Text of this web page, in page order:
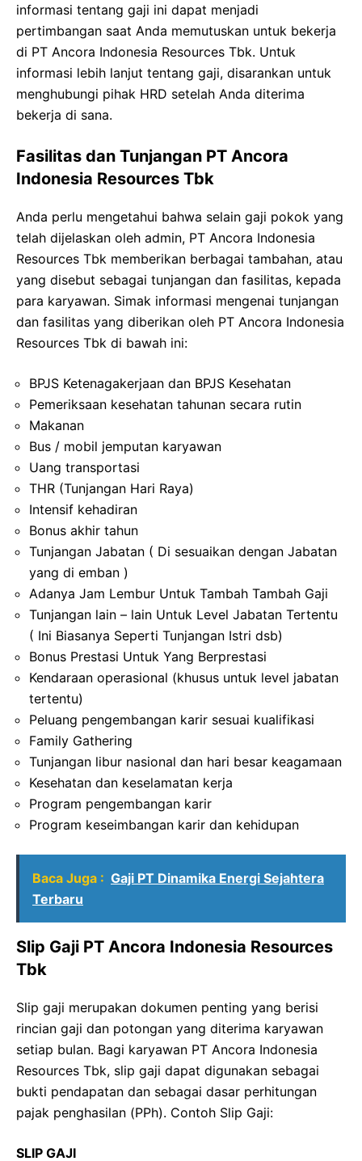
informasi tentang gaji ini dapat menjadi
pertimbangan saat Anda memutuskan untuk bekerja
di PT Ancora Indonesia Resources Tbk. Untuk
informasi lebih lanjut tentang gaji, disarankan untuk
menghubungi pihak HRD setelah Anda diterima
bekerja di sana.
Fasilitas dan Tunjangan PT Ancora
Indonesia Resources Tbk
Anda perlu mengetahui bahwa selain gaji pokok yang
telah dijelaskan oleh admin, PT Ancora Indonesia
Resources Tbk memberikan berbagai tambahan, atau
yang disebut sebagai tunjangan dan fasilitas, kepada
para karyawan. Simak informasi mengenai tunjangan
dan fasilitas yang diberikan oleh PT Ancora Indonesia
Resources Tbk di bawah ini:
BPJS Ketenagakerjaan dan BPJS Kesehatan
Pemeriksaan kesehatan tahunan secara rutin
Makanan
Bus / mobil jemputan karyawan
Uang transportasi
THR (Tunjangan Hari Raya)
Intensif kehadiran
Bonus akhir tahun
Tunjangan Jabatan ( Di sesuaikan dengan Jabatan
yang di emban )
Adanya Jam Lembur Untuk Tambah Tambah Gaji
Tunjangan lain – lain Untuk Level Jabatan Tertentu
( Ini Biasanya Seperti Tunjangan Istri dsb)
Bonus Prestasi Untuk Yang Berprestasi
Kendaraan operasional (khusus untuk level jabatan
tertentu)
Peluang pengembangan karir sesuai kualifikasi
Family Gathering
Tunjangan libur nasional dan hari besar keagamaan
Kesehatan dan keselamatan kerja
Program pengembangan karir
Program keseimbangan karir dan kehidupan
Baca Juga : Gaji PT Dinamika Energi Sejahtera
Terbaru
Slip Gaji PT Ancora Indonesia Resources
Tbk
Slip gaji merupakan dokumen penting yang berisi
rincian gaji dan potongan yang diterima karyawan
setiap bulan. Bagi karyawan PT Ancora Indonesia
Resources Tbk, slip gaji dapat digunakan sebagai
bukti pendapatan dan sebagai dasar perhitungan
pajak penghasilan (PPh). Contoh Slip Gaji:
SLIP GAJI